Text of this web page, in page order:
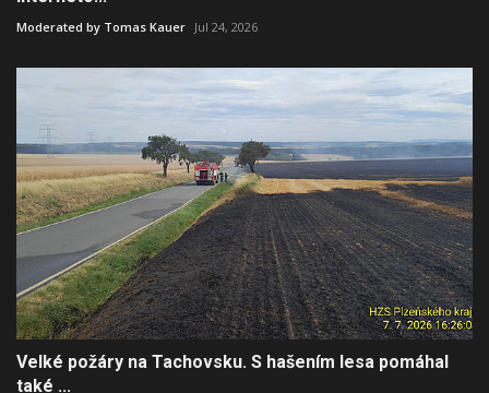
Moderated by Tomas Kauer Jul 24, 2026
Velké požáry na Tachovsku. S hašením lesa pomáhal
také ...